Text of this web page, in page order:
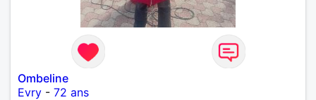
Ombeline
Evry - 72 ans